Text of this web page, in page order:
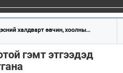
халдварт өвчин, хоолны...
гэмт этгээдэд